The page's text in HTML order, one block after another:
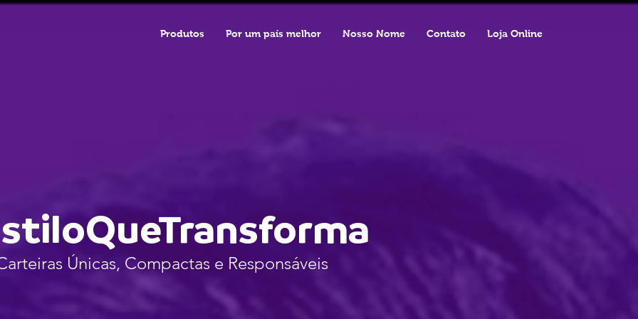
Produtos Por um país melhor Nosso Nome Contato Loja Online
Únicas, Compactas e Responsáveis